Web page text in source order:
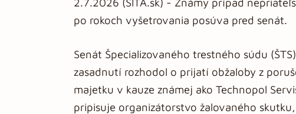
po rokoch vyšetrovania posúva pred senát.
Senát Špecializovaného trestného súdu
zasadnutí rozhodol o prijatí obžaloby z
majetku v kauze známej ako Technopol
pripisuje organizátorstvo žalovaného